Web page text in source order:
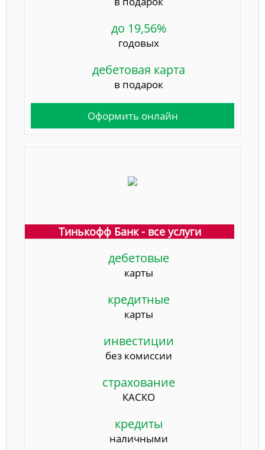
до 19,56%
годовых
дебетовая карта
в подарок
Оформить онлайн
Тинькофф Банк - все услуги
дебетовые
карты
кредитные
карты
инвестиции
без комиссии
страхование
КАСКО
кредиты
наличными